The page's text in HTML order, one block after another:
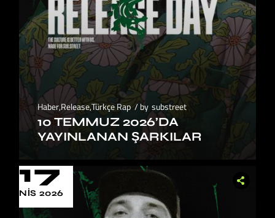
Haber,Release,Türkçe Rap by substreet
10 TEMMUZ 2026’DA
YAYINLANAN ŞARKILAR
17
NIS 2026